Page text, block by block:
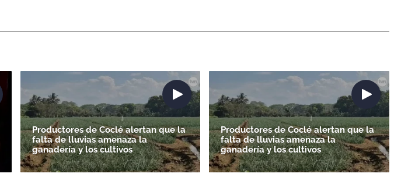
Productores de Coclé alertan que la
falta de lluvias amenaza la
ganadería y los cultivos
Productores de Coclé alertan que la
falta de lluvias amenaza la
ganadería y los cultivos